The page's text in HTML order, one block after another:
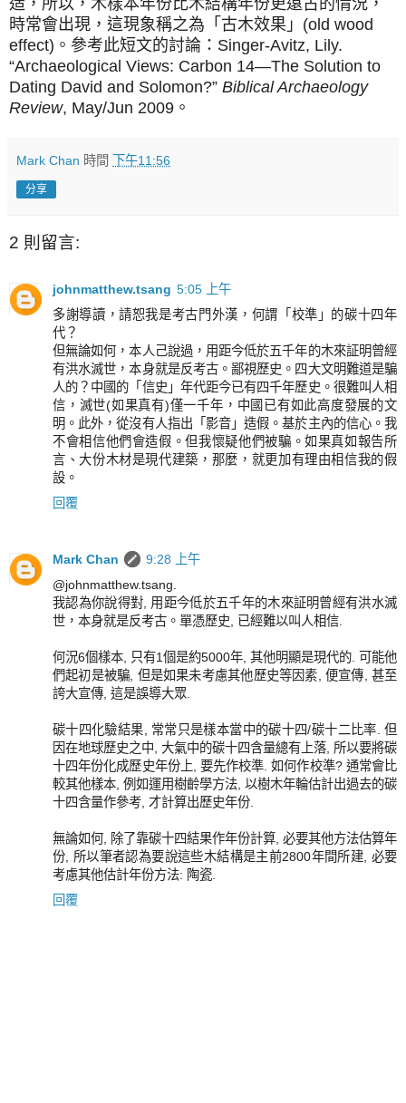
時常會出現，這現象稱之為「古木效果」(old wood
effect)。參考此短文的討論：Singer-Avitz, Lily.
“Archaeological Views: Carbon 14—The Solution to
Dating David and Solomon?” Biblical Archaeology
Review, May/Jun 2009。
Mark Chan 時間 下午11:56
分享
2 則留言:
johnmatthew.tsang 5:05 上午
多謝導讀，請恕我是考古門外漢，何謂「校準」的碳十四年
代？
但無論如何，本人己說過，用距今低於五千年的木來証明曾經
有洪水滅世，本身就是反考古。鄙視歷史。四大文明難道是騙
人的？中國的「信史」年代距今已有四千年歷史。很難叫人相
信，滅世(如果真有)僅一千年，中國已有如此高度發展的文
明。此外，從沒有人指出「影音」造假。基於主內的信心。我
不會相信他們會造假。但我懷疑他們被騙。如果真如報告所
言、大份木材是現代建築，那麼，就更加有理由相信我的假
設。
回覆
Mark Chan
9:28 上午
@johnmatthew.tsang.
我認為你說得對, 用距今低於五千年的木來証明曾經有洪水滅
世，本身就是反考古。單憑歷史, 已經難以叫人相信.
何況6個樣本, 只有1個是約5000年, 其他明顯是現代的. 可能他
們起初是被騙, 但是如果未考慮其他歷史等因素, 便宣傳, 甚至
誇大宣傳, 這是誤導大眾.
碳十四化驗結果, 常常只是樣本當中的碳十四/碳十二比率. 但
因在地球歷史之中, 大氣中的碳十四含量總有上落, 所以要將碳
十四年份化成歷史年份上, 要先作校準. 如何作校準? 通常會比
較其他樣本, 例如運用樹齡學方法, 以樹木年輪估計出過去的碳
十四含量作參考, 才計算出歷史年份.
無論如何, 除了靠碳十四結果作年份計算, 必要其他方法估算年
份, 所以筆者認為要說這些木結構是主前2800年間所建, 必要
考慮其他估計年份方法: 陶瓷.
回覆